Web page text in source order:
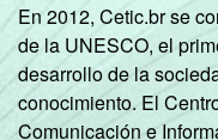
En 2012, Cetic.br se
de la UNESCO, el
desarrollo de la
conocimiento. El
Comunicación e